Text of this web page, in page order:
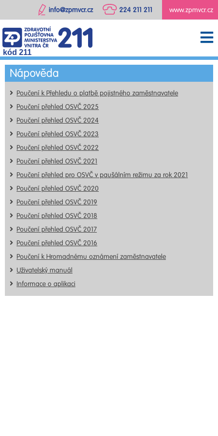
www.zpmvcr.cz
224 211 211
info@zpmvcr.cz
kód 211
Nápověda
Poučení k Přehledu o platbě pojistného zaměstnavatele
Poučení přehled OSVČ 2025
Poučení přehled OSVČ 2024
Poučení přehled OSVČ 2023
Poučení přehled OSVČ 2022
Poučení přehled OSVČ 2021
Poučení přehled pro OSVČ v paušálním režimu za rok 2021
Poučení přehled OSVČ 2020
Poučení přehled OSVČ 2019
Poučení přehled OSVČ 2018
Poučení přehled OSVČ 2017
Poučení přehled OSVČ 2016
Poučení k Hromadnému oznámení zaměstnavatele
Uživatelský manuál
Informace o aplikaci